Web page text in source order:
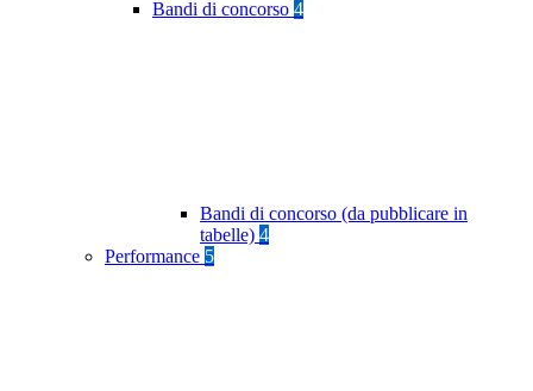
Bandi di concorso 4
Bandi di concorso (da pubblicare in
tabelle) 4
Performance 5